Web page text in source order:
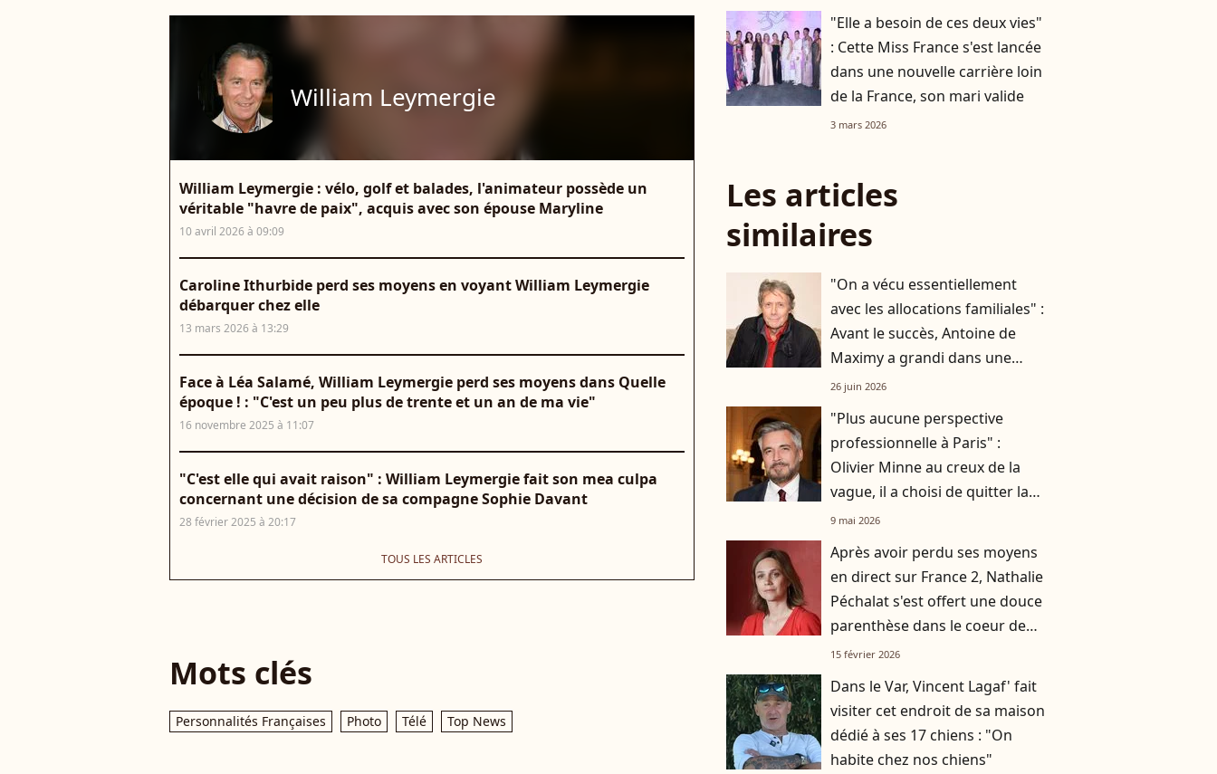
William Leymergie
William Leymergie : vélo, golf et balades, l'animateur possède un
véritable "havre de paix", acquis avec son épouse Maryline
10 avril 2026 à 09:09
Caroline Ithurbide perd ses moyens en voyant William Leymergie
débarquer chez elle
13 mars 2026 à 13:29
Face à Léa Salamé, William Leymergie perd ses moyens dans Quelle
époque ! : "C'est un peu plus de trente et un an de ma vie"
16 novembre 2025 à 11:07
"C'est elle qui avait raison" : William Leymergie fait son mea culpa
concernant une décision de sa compagne Sophie Davant
28 février 2025 à 20:17
TOUS LES ARTICLES
Mots clés
Personnalités Françaises Photo Télé Top News
"Elle a besoin de ces deux vies"
: Cette Miss France s'est lancée
dans une nouvelle carrière loin
de la France, son mari valide
3 mars 2026
Les articles
similaires
"On a vécu essentiellement
avec les allocations familiales" :
Avant le succès, Antoine de
Maximy a grandi dans une
famille peu aisée
26 juin 2026
"Plus aucune perspective
professionnelle à Paris" :
Olivier Minne au creux de la
vague, il a choisi de quitter la
France
9 mai 2026
Après avoir perdu ses moyens
en direct sur France 2, Nathalie
Péchalat s'est offert une douce
parenthèse dans le coeur de
Milan
15 février 2026
Dans le Var, Vincent Lagaf' fait
visiter cet endroit de sa maison
dédié à ses 17 chiens : "On
habite chez nos chiens"